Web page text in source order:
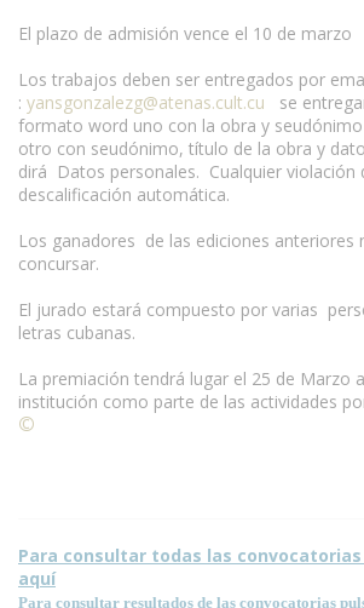
El plazo de admisión vence el 10 de marzo
Los trabajos deben ser entregados por
: yansgonzalezg@atenas.cult.cu se
formato word uno con la obra y
otro con seudónimo, título de la obra y
dirá Datos personales. Cualquier violación
descalificación automática.
Los ganadores de las ediciones anteriores
concursar.
El jurado estará compuesto por varias
letras cubanas.
La premiación tendrá lugar el 25 de Marzo
institución como parte de las actividades
©
Para consultar todas las
aquí
Para consultar resultados de las convocatorias